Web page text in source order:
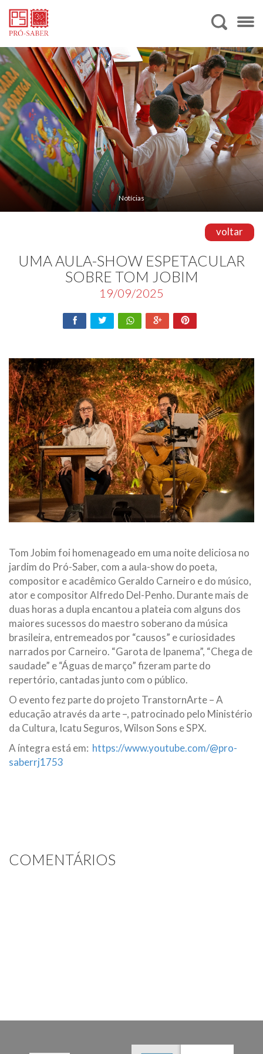
Notícias
voltar
UMA AULA-SHOW ESPETACULAR
SOBRE TOM JOBIM
19/09/2025
Tom Jobim foi homenageado em uma noite deliciosa no
jardim do Pró-Saber, com a aula-show do poeta,
compositor e acadêmico Geraldo Carneiro e do músico,
ator e compositor Alfredo Del-Penho. Durante mais de
duas horas a dupla encantou a plateia com alguns dos
maiores sucessos do maestro soberano da música
brasileira, entremeados por “causos” e curiosidades
narrados por Carneiro. “Garota de Ipanema”, “Chega de
saudade” e “Águas de março” fizeram parte do
repertório, cantadas junto com o público.
O evento fez parte do projeto TranstornArte – A
educação através da arte –, patrocinado pelo Ministério
da Cultura, Icatu Seguros, Wilson Sons e SPX.
A íntegra está em: https://www.youtube.com/@pro-
saberrj1753
COMENTÁRIOS